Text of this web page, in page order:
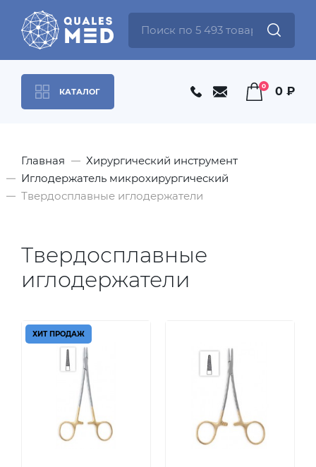
КАТАЛОГ
0 0 ₽
Главная
Хирургический инструмент
Иглодержатель микрохирургический
Твердосплавные иглодержатели
Твердосплавные
иглодержатели
ХИТ ПРОДАЖ